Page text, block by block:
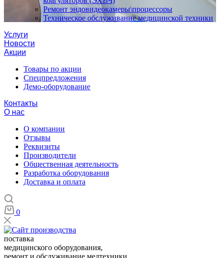
Ремонт эндовидеокамеры\процессоры
Техническое обслуживание медицинской техники
Услуги
Новости
Акции
Товары по акции
Спецпредложения
Демо-оборудование
Контакты
О нас
О компании
Отзывы
Реквизиты
Производители
Общественная деятельность
Разработка оборудования
Доставка и оплата
0
поставка
медицинского оборудования,
ремонт и обслуживание медтехники